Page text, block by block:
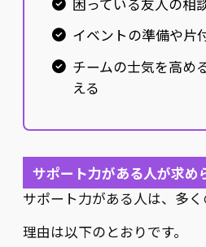
イベントの準備や片
チームの士気を高め
える
サポート力がある人が求め
サポート力がある人は、多
理由は以下のとおりです。